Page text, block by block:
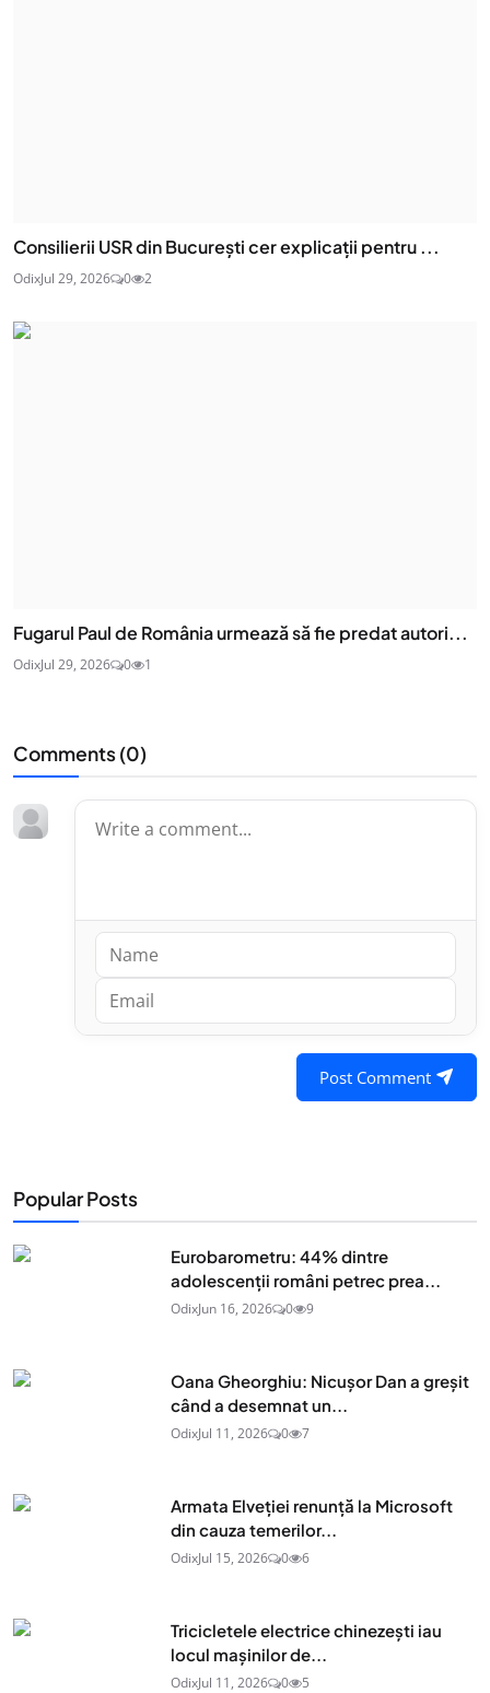
Consilierii USR din București cer explicații pentru ...
OdixJul 29, 2026 0 2
Fugarul Paul de România urmează să fie predat autori...
OdixJul 29, 2026 0 1
Comments (0)
Post Comment
Popular Posts
Eurobarometru: 44% dintre
adolescenţii români petrec prea...
OdixJun 16, 2026 0 9
Oana Gheorghiu: Nicușor Dan a greșit
când a desemnat un...
OdixJul 11, 2026 0 7
Armata Elveției renunță la Microsoft
din cauza temerilor...
OdixJul 15, 2026 0 6
Tricicletele electrice chinezești iau
locul mașinilor de...
OdixJul 11, 2026 0 5